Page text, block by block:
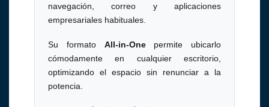
navegación, correo y aplicaciones
empresariales habituales.
Su formato All-in-Onepermite ubicarlo
cómodamente en cualquier escritorio,
optimizando el espacio sin renunciar a la
potencia.